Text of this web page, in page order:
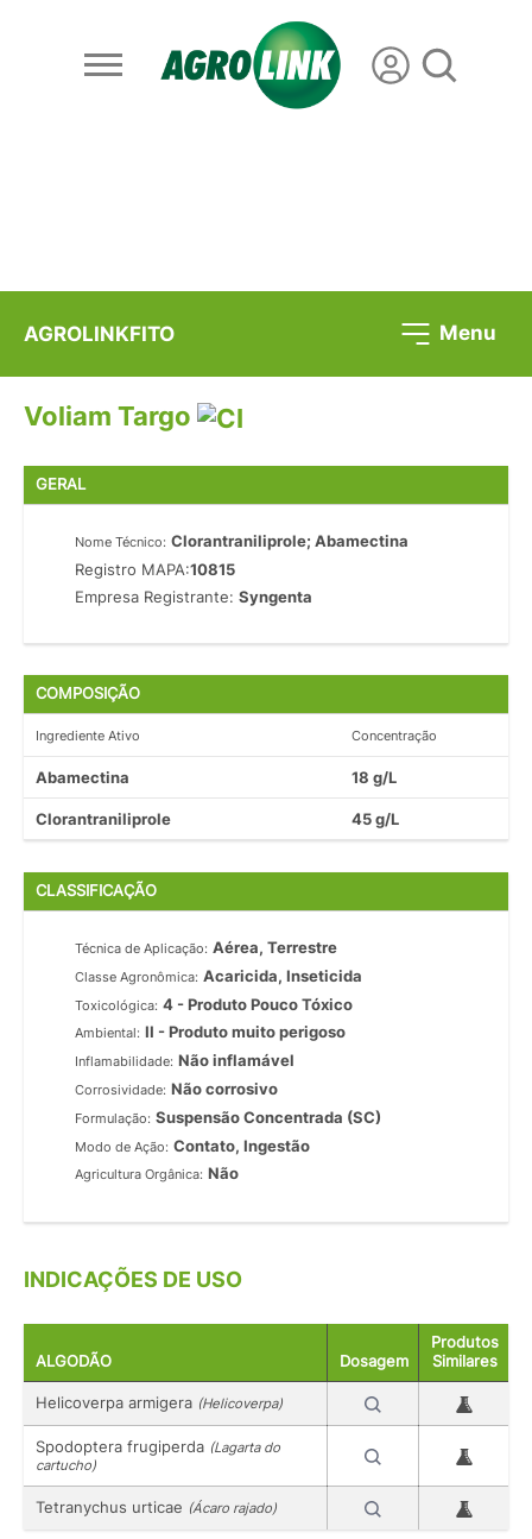
AGROLINKFITO Menu
Voliam Targo
GERAL
Nome Técnico: Clorantraniliprole; Abamectina
Registro MAPA:10815
Empresa Registrante:Syngenta
COMPOSIÇÃO
Ingrediente Ativo Concentração
Abamectina 18 g/L
Clorantraniliprole 45 g/L
CLASSIFICAÇÃO
Técnica de Aplicação: Aérea, Terrestre
Classe Agronômica: Acaricida, Inseticida
Toxicológica: 4 - Produto Pouco Tóxico
Ambiental: II - Produto muito perigoso
Inflamabilidade: Não inflamável
Corrosividade: Não corrosivo
Formulação: Suspensão Concentrada (SC)
Modo de Ação: Contato, Ingestão
Agricultura Orgânica: Não
INDICAÇÕES DE USO
ALGODÃO Dosagem
Produtos
Similares
Helicoverpa armigera (Helicoverpa)
Spodoptera frugiperda (Lagarta do
cartucho)
Tetranychus urticae (Ácaro rajado)